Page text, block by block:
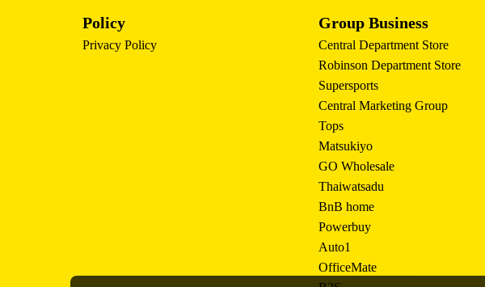
Policy
Privacy Policy
Group Business
Central Department Store
Robinson Department Store
Supersports
Central Marketing Group
Tops
Matsukiyo
GO Wholesale
Thaiwatsadu
BnB home
Powerbuy
Auto1
OfficeMate